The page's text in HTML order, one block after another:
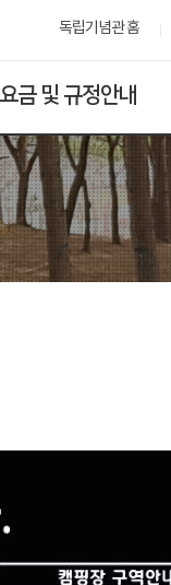
독립기념관 홈
금 및 규정안내